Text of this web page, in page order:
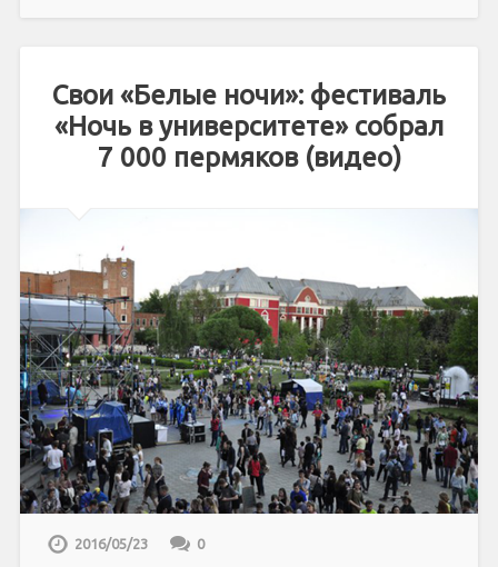
Свои «Белые ночи»: фестиваль
«Ночь в университете» собрал
7 000 пермяков (видео)
2016/05/23 0